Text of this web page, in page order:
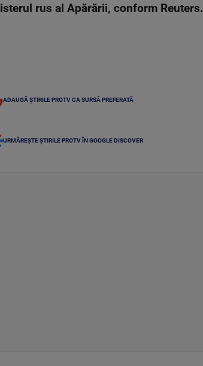
rus al Apărării, conform Reuters.
ADAUGĂ ȘTIRILE PROTV CA SURSĂ PREFERATĂ
URMĂREȘTE ȘTIRILE PROTV ÎN GOOGLE DISCOVER